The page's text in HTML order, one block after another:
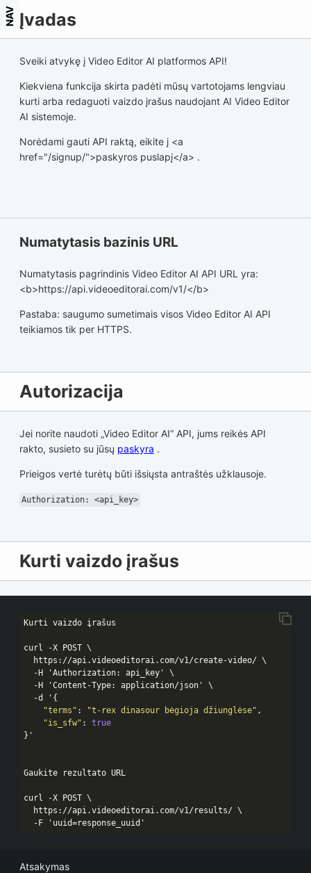
NAV Įvadas
Sveiki atvykę į Video Editor AI platformos API!
Kiekviena funkcija skirta padėti mūsų vartotojams lengviau
kurti arba redaguoti vaizdo įrašus naudojant AI Video Editor
AI sistemoje.
Norėdami gauti API raktą, eikite į <a
href="/signup/">paskyros puslapį</a> .
Numatytasis bazinis URL
Numatytasis pagrindinis Video Editor AI API URL yra:
<b>https://api.videoeditorai.com/v1/</b>
Pastaba: saugumo sumetimais visos Video Editor AI API
teikiamos tik per HTTPS.
Autorizacija
Jei norite naudoti „Video Editor AI“ API, jums reikės API
rakto, susieto su jūsų paskyra .
Prieigos vertė turėtų būti išsiųsta antraštės užklausoje.
Authorization: <api_key>
Kurti vaizdo įrašus
Kurti vaizdo įrašus
curl -X POST \
  https:
//api.videoeditorai.com/v1/create-video/ \
  -H 'Authorization: api_key' \
  -H 'Content-Type: application/json' \
  -d '{
"terms" : "t-rex dinasour bėgioja džiunglėse" ,
"is_sfw" : true
}'
Gaukite rezultato URL
curl -X POST \
  https:
//api.videoeditorai.com/v1/results/ \
  -F 'uuid=response_uuid'
Atsakymas